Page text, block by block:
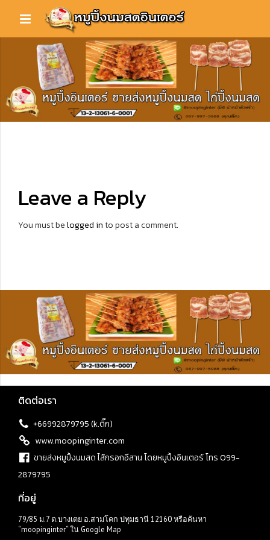
Leave a Reply
You must belogged into post a comment.
ติดต่อเรา
+66992879795 (k.ติ๊ก)
www.moopinginter.com
ขายส่งหมูปิ้งนมสด ไส้กรอกอีสาน โดยหมูปิ้งอินเตอร์ โทร 099-
2879795
ที่อยู่
79/85 ม.7 ต.บางเตย อ.สามโคก ปทุมธานี 12160 หรือค้นหา
“moopinginter“ ใน Google Map